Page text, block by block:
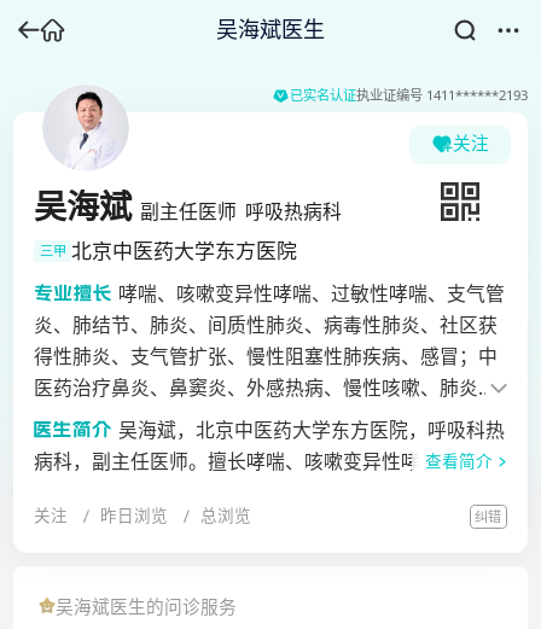
吴海斌医生
已实名认证执业证编号 1411******2193
关注
吴海斌 副主任医师 呼吸热病科
三甲 北京中医药大学东方医院
哮喘、咳嗽变异性哮喘、过敏性哮喘、支气管
炎、肺结节、肺炎、间质性肺炎、病毒性肺炎、社区获
得性肺炎、支气管扩张、慢性阻塞性肺疾病、感冒；中
医药治疗鼻炎、鼻窦炎、外感热病、慢性咳嗽、肺炎、
新冠肺炎、哮喘、慢阻肺、肺气肿、支气管扩张症、肺
纤维化、肺结节等呼吸系统疾病。
吴海斌，北京中医药大学东方医院，呼吸科热
病科，副主任医师。擅长哮喘、咳嗽变异性哮喘、过敏
性肺炎、社区获得性肺炎、支气管扩张、慢性阻塞性肺
气管扩张症、肺纤维化、肺结节等呼吸系统疾病。世界
查看简介
关注 昨日浏览 总浏览 纠错
吴海斌医生的问诊服务